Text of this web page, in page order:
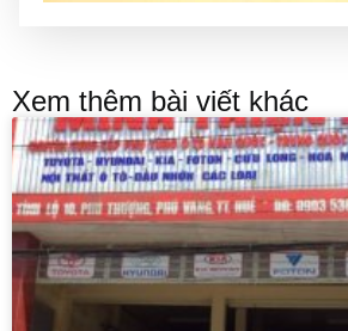
Xem thêm bài viết khác